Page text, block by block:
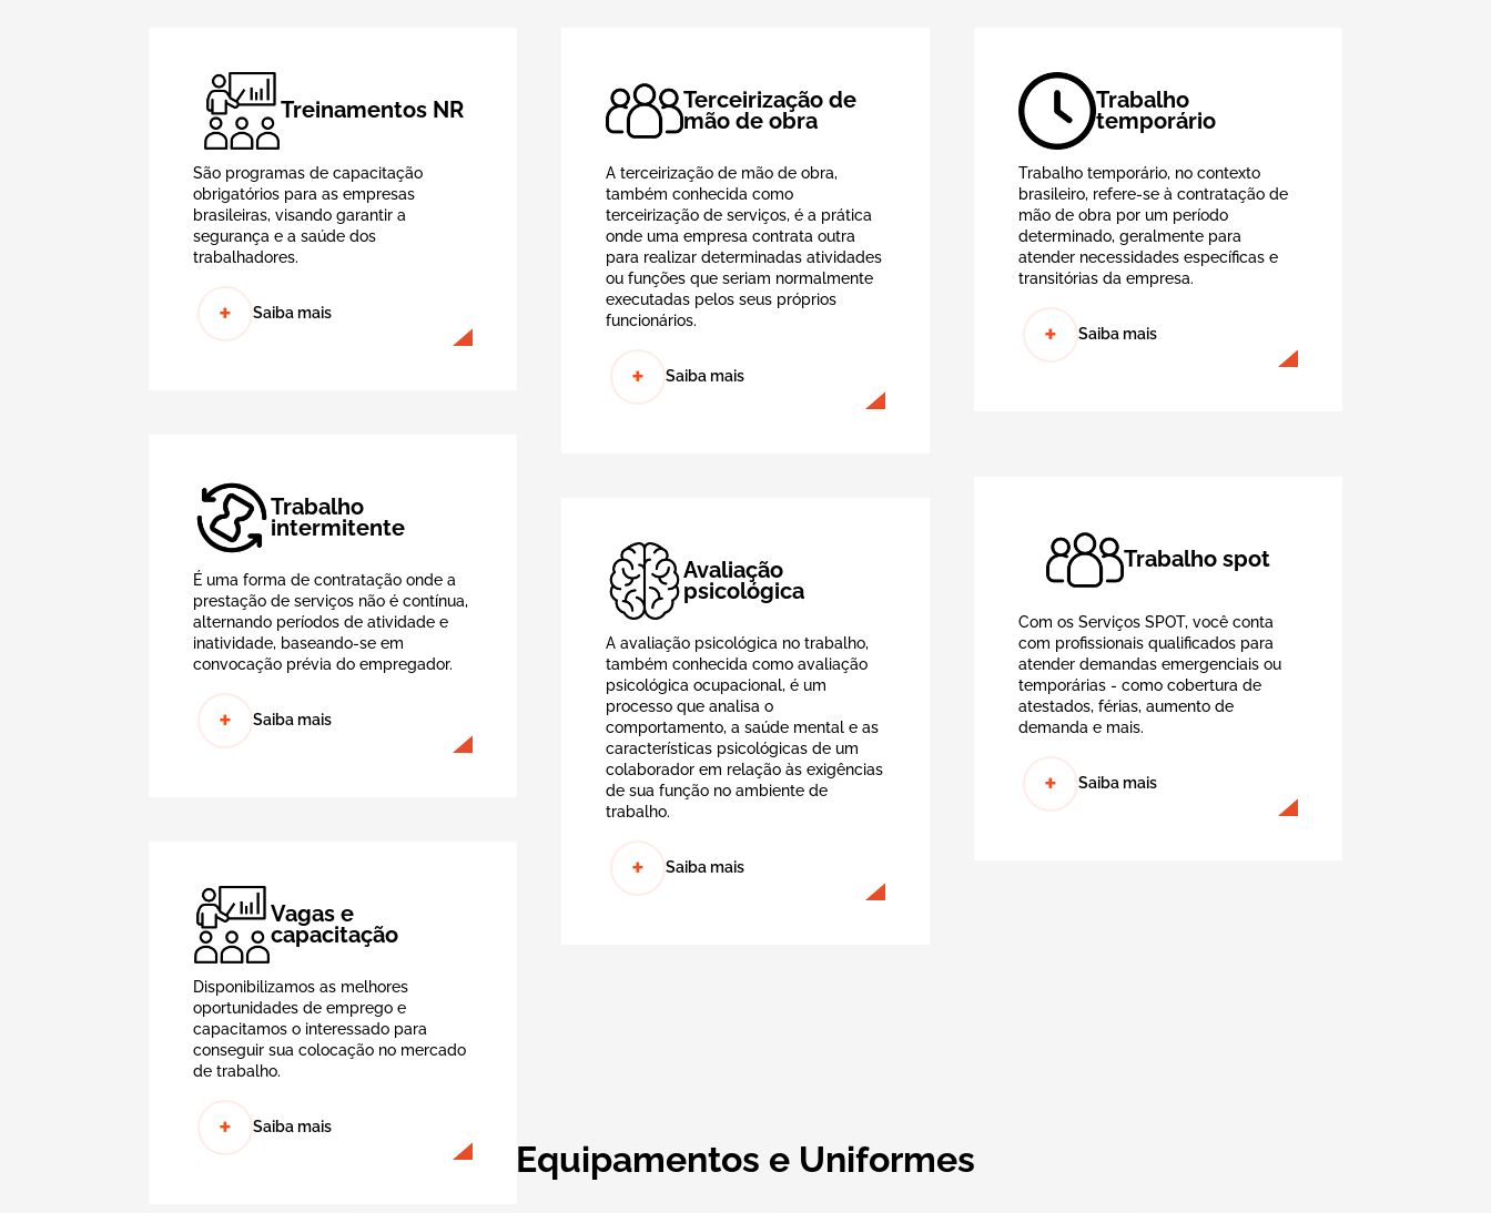
Treinamentos NR
São programas de capacitação
obrigatórios para as empresas
brasileiras, visando garantir a
segurança e a saúde dos
trabalhadores.
+ Saiba mais
Terceirização de
mão de obra
A terceirização de mão de obra,
também conhecida como
terceirização de serviços, é a prática
onde uma empresa contrata outra
para realizar determinadas atividades
ou funções que seriam normalmente
executadas pelos seus próprios
funcionários.
+ Saiba mais
Trabalho
temporário
Trabalho temporário, no contexto
brasileiro, refere-se à contratação de
mão de obra por um período
determinado, geralmente para
atender necessidades específicas e
transitórias da empresa.
+ Saiba mais
Trabalho
intermitente
É uma forma de contratação onde a
prestação de serviços não é contínua,
alternando períodos de atividade e
inatividade, baseando-se em
convocação prévia do empregador.
+ Saiba mais
Avaliação
psicológica
A avaliação psicológica no trabalho,
também conhecida como avaliação
psicológica ocupacional, é um
processo que analisa o
comportamento, a saúde mental e as
características psicológicas de um
colaborador em relação às exigências
de sua função no ambiente de
trabalho.
+ Saiba mais
Trabalho spot
Com os Serviços SPOT, você conta
com profissionais qualificados para
atender demandas emergenciais ou
temporárias - como cobertura de
atestados, férias, aumento de
demanda e mais.
+ Saiba mais
Vagas e
capacitação
Disponibilizamos as melhores
oportunidades de emprego e
capacitamos o interessado para
conseguir sua colocação no mercado
de trabalho.
+ Saiba mais
Equipamentos e Uniformes